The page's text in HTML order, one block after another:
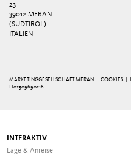
3
39012 MERAN
(SÜDTIROL)
ITALIEN
MARKETINGGESELLSCHAFT MERAN | COOKIES
IT02509690216
INTERAKTIV
Lage & Anreise